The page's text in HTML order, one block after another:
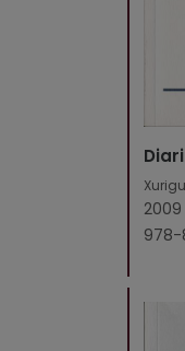
Diari
2009
978-